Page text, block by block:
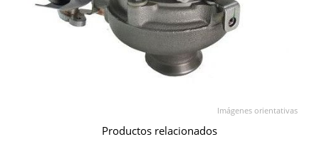
Imágenes orientativas
Productos relacionados